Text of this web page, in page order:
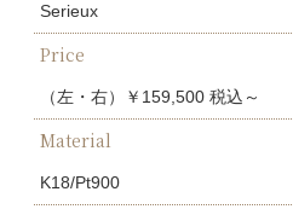
Serieux
Price
（左・右）￥159,500 税込～
Material
K18/Pt900